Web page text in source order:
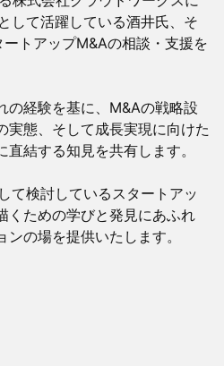
して活躍している酒井氏、そ
トアップM&Aの相談・支援を
の経験を基に、M&Aの戦略設
実態、そして成長実現に向けた
結する知見を共有します。
て検討しているスタートアッ
くための学びと発見にあふれ
の場を提供いたします。